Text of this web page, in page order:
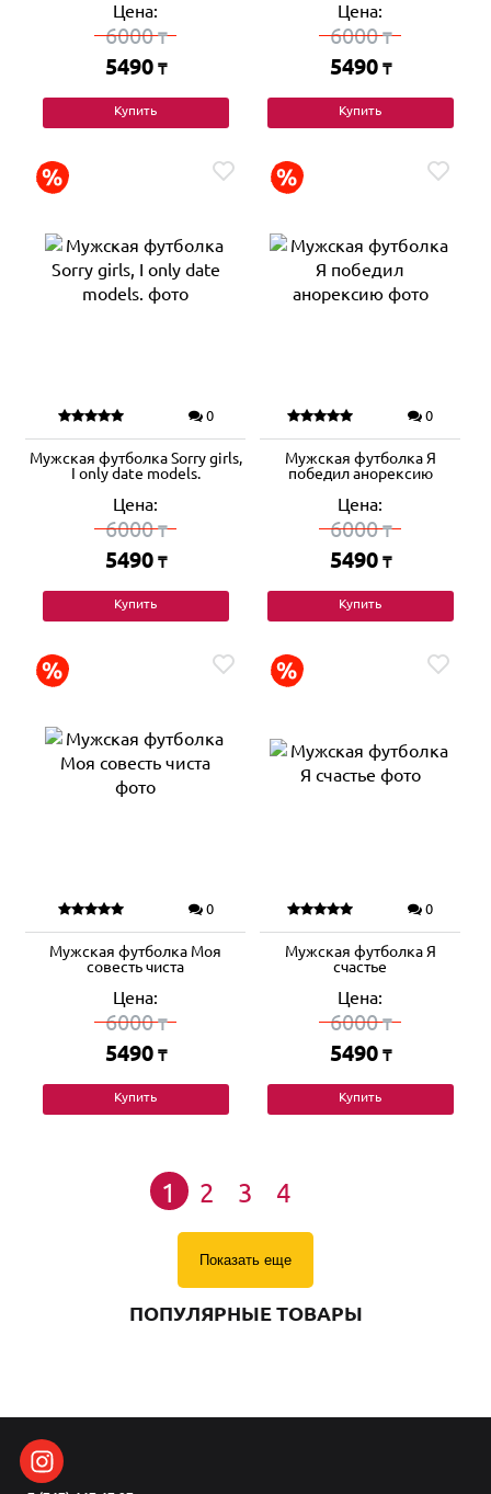
Цена:
6000₸
5490 ₸
Купить
Цена:
6000₸
5490 ₸
Купить
0
Мужская футболка Sorry girls,
I only date models.
Цена:
6000₸
5490 ₸
Купить
0
Мужская футболка Я
победил анорексию
Цена:
6000₸
5490 ₸
Купить
0
Мужская футболка Моя
совесть чиста
Цена:
6000₸
5490 ₸
Купить
0
Мужская футболка Я
счастье
Цена:
6000₸
5490 ₸
Купить
1 2 3 4
Показать еще
ПОПУЛЯРНЫЕ ТОВАРЫ